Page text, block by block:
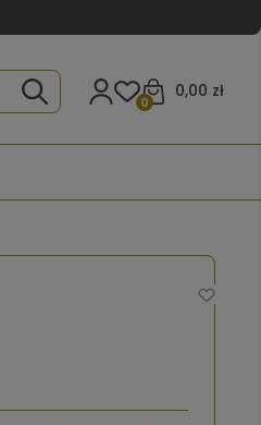
0,00 zł
0